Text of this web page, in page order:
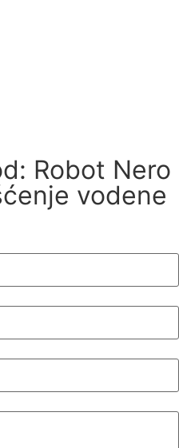
Robot Nero
vodene